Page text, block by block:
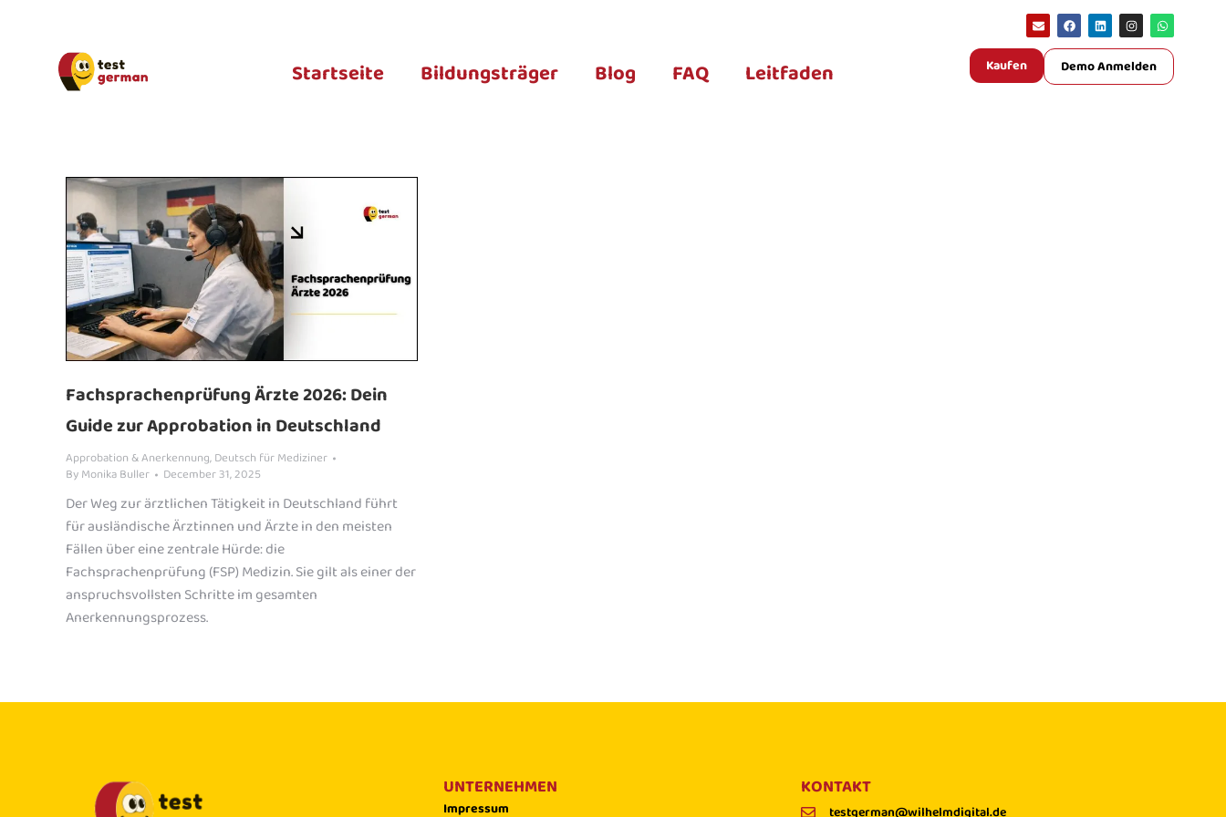
Startseite Bildungsträger Blog FAQ Leitfaden Kaufen Demo Anmelden
Fachsprachenprüfung Ärzte 2026: Dein
Guide zur Approbation in Deutschland
Approbation & Anerkennung,Deutsch für Mediziner
ByMonika Buller December 31, 2025
Der Weg zur ärztlichen Tätigkeit in Deutschland führt
für ausländische Ärztinnen und Ärzte in den meisten
Fällen über eine zentrale Hürde: die
Fachsprachenprüfung (FSP) Medizin. Sie gilt als einer der
anspruchsvollsten Schritte im gesamten
Anerkennungsprozess.
UNTERNEHMEN
Impressum
KONTAKT
testgerman@wilhelmdigital.de